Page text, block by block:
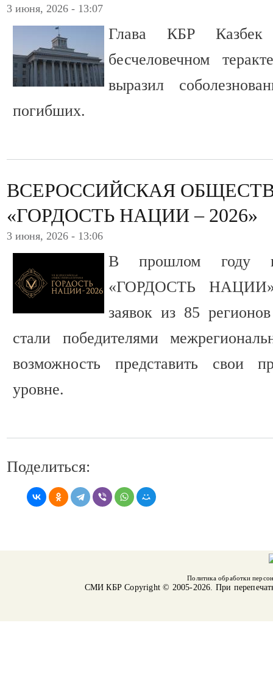
3 июня, 2026 - 13:07
Глава КБР Казбек
бесчеловечном
выразил
погибших.
ВСЕРОССИЙСКАЯ
«ГОРДОСТЬ НАЦИИ – 2026»
3 июня, 2026 - 13:06
В прошлом году
«ГОРДОСТЬ НАЦИИ»
заявок из 85
стали победителями
возможность представить свои
уровне.
Поделиться:
Политика обработки
СМИ КБРCopyright © 2005-2026. При